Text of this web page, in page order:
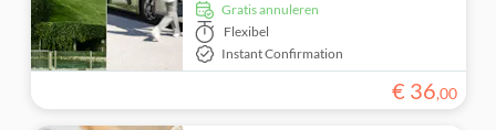
Gratis annuleren
Flexibel
Instant Confirmation
€ 36,00